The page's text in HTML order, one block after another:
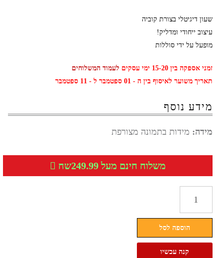
שעון דיגיטלי בצורת קוביה
עיצוב ייחודי ומדליק!
מופעל על ידי סוללות
זמני אספקה בין 15-20 ימי עסקים
לעמוד המשלוחים
תאריך משוער לאיסוף בין ה - 01 ספטמבר ל - 11 ספטמבר
מידע נוסף
מידה: מידות בתמונה מצורפת
משלוח חינם מעל 249.99שח
שעון
קוביה
הוספה לסל
קנה עכשיו